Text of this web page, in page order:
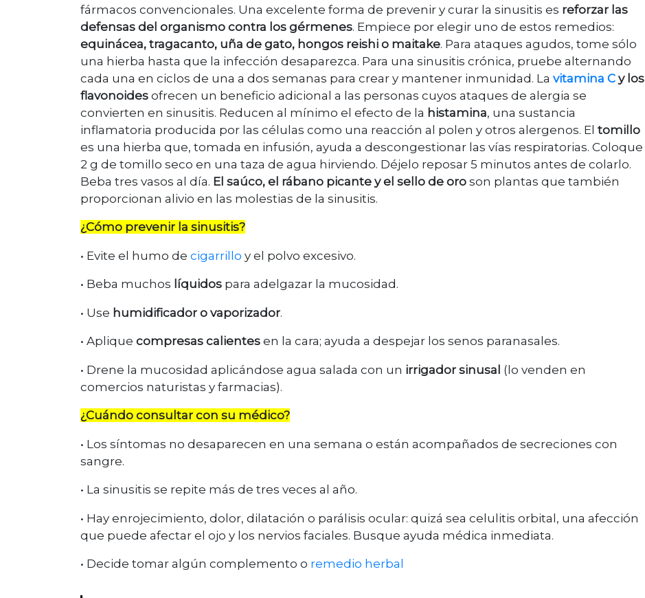
fármacos convencionales. Una excelente forma de prevenir y curar la sinusitis es reforzar las
defensas del organismo contra los gérmenes. Empiece por elegir uno de estos remedios:
equinácea, tragacanto, uña de gato, hongos reishi o maitake. Para ataques agudos, tome sólo
una hierba hasta que la infección desaparezca. Para una sinusitis crónica, pruebe alternando
cada una en ciclos de una a dos semanas para crear y mantener inmunidad. La vitamina C y los
flavonoides ofrecen un beneficio adicional a las personas cuyos ataques de alergia se
convierten en sinusitis. Reducen al mínimo el efecto de la histamina, una sustancia
inflamatoria producida por las células como una reacción al polen y otros alergenos. El tomillo
es una hierba que, tomada en infusión, ayuda a descongestionar las vías respiratorias. Coloque
2 g de tomillo seco en una taza de agua hirviendo. Déjelo reposar 5 minutos antes de colarlo.
Beba tres vasos al día. El saúco, el rábano picante y el sello de oro son plantas que también
proporcionan alivio en las molestias de la sinusitis.
¿Cómo prevenir la sinusitis?
• Evite el humo de cigarrillo y el polvo excesivo.
• Beba muchos líquidos para adelgazar la mucosidad.
• Use humidificador o vaporizador.
• Aplique compresas calientes en la cara; ayuda a despejar los senos paranasales.
• Drene la mucosidad aplicándose agua salada con un irrigador sinusal (lo venden en
comercios naturistas y farmacias).
¿Cuándo consultar con su médico?
• Los síntomas no desaparecen en una semana o están acompañados de secreciones con
sangre.
• La sinusitis se repite más de tres veces al año.
• Hay enrojecimiento, dolor, dilatación o parálisis ocular: quizá sea celulitis orbital, una afección
que puede afectar el ojo y los nervios faciales. Busque ayuda médica inmediata.
• Decide tomar algún complemento o remedio herbal